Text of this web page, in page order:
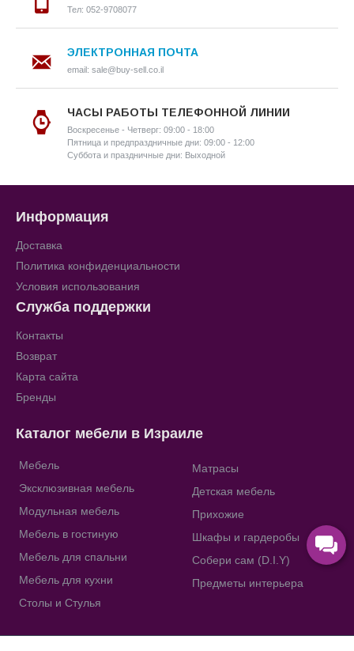
Тел: 052-9708077
ЭЛЕКТРОННАЯ ПОЧТА
email: sale@buy-sell.co.il
ЧАСЫ РАБОТЫ ТЕЛЕФОННОЙ ЛИНИИ
Воскресенье - Четверг: 09:00 - 18:00
Пятница и предпраздничные дни: 09:00 - 12:00
Суббота и праздничные дни: Выходной
Информация
Доставка
Политика конфиденциальности
Условия использования
Служба поддержки
Контакты
Возврат
Карта сайта
Бренды
Каталог мебели в Израиле
Мебель
Эксклюзивная мебель
Модульная мебель
Мебель в гостиную
Мебель для спальни
Мебель для кухни
Столы и Стулья
Матрасы
Детская мебель
Прихожие
Шкафы и гардеробы
Собери сам (D.I.Y)
Предметы интерьера